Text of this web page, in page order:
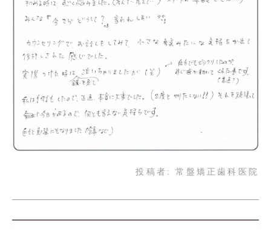
投稿者:常盤矯正歯科医院